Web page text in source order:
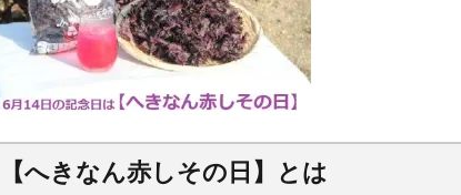
【へきなん赤しその日】とは